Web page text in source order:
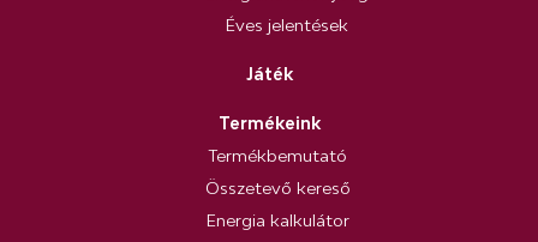
Éves jelentések
Játék
Termékeink
Termékbemutató
Összetevő kereső
Energia kalkulátor